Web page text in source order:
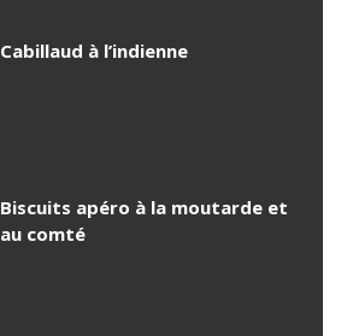
Cabillaud à l’indienne
Biscuits apéro à la moutarde et
au comté